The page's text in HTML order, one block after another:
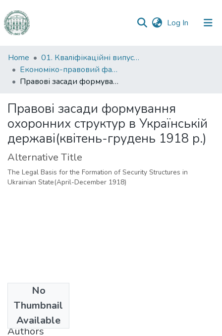
Log In (current)
Communities
&
Collections
Statistics
Home
01. Кваліфікаційні випускні роботи здобувачів вищої освіти
Економіко-правовий факультет
Правові засади формування охоронних структур в Українській державі(квітень-грудень 1918 р.)
Правові засади формування
охоронних структур в Українській
державі(квітень-грудень 1918 р.)
Alternative Title
The Legal Basis for the Formation of Security Structures in
Ukrainian State(April-December 1918)
No
Thumbnail
Available
2021
Authors